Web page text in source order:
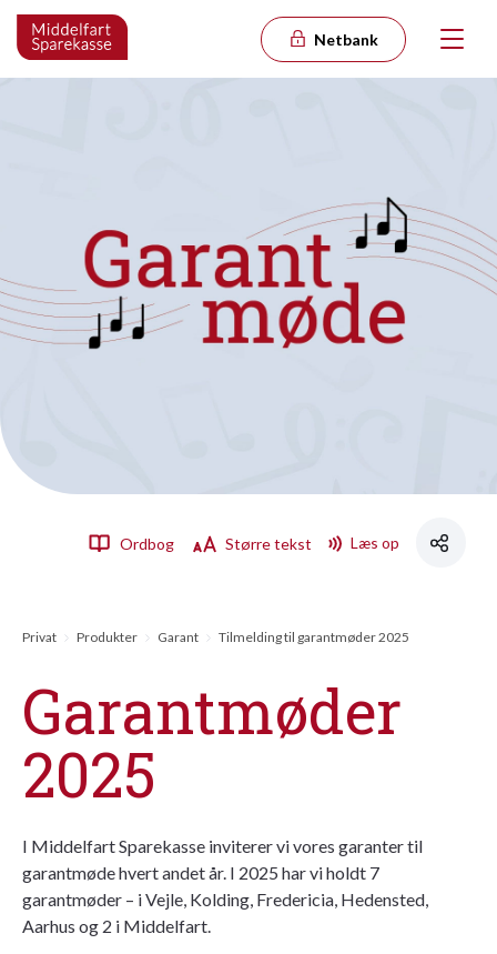
Netbank
Ordbog Større tekst Læs op
Privat Produkter Garant Tilmelding til garantmøder 2025
Garantmøder
2025
I Middelfart Sparekasse inviterer vi vores garanter til
garantmøde hvert andet år. I 2025 har vi holdt 7
garantmøder – i Vejle, Kolding, Fredericia, Hedensted,
Aarhus og 2 i Middelfart.